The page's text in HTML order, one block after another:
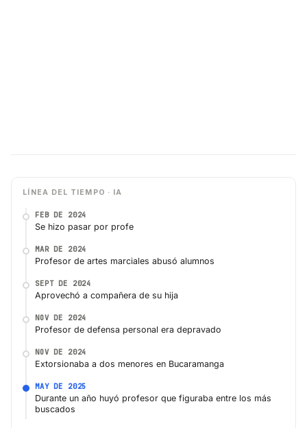
LÍNEA DEL TIEMPO · IA
FEB DE 2024
Se hizo pasar por profe
MAR DE 2024
Profesor de artes marciales abusó alumnos
SEPT DE 2024
Aprovechó a compañera de su hija
NOV DE 2024
Profesor de defensa personal era depravado
NOV DE 2024
Extorsionaba a dos menores en Bucaramanga
MAY DE 2025
Durante un año huyó profesor que figuraba entre los más
buscados